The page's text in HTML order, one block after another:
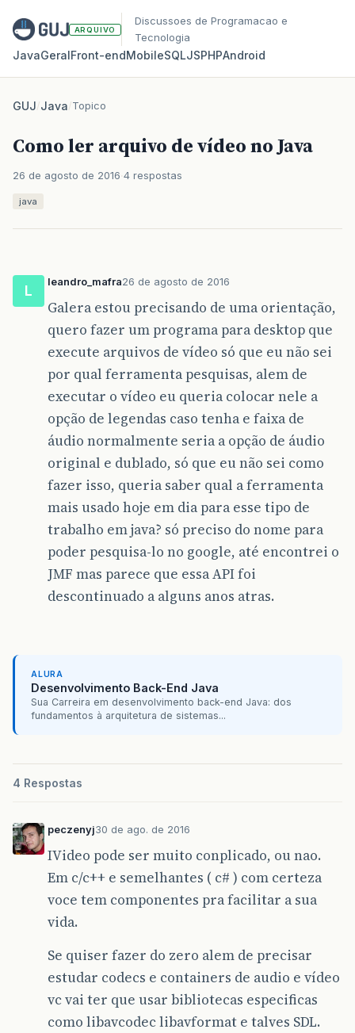
ARQUIVO
Discussoes de Programacao e
Tecnologia
JavaGeralFront‑endMobileSQLJSPHPAndroid
GUJ/Java/Topico
Como ler arquivo de vídeo no Java
26 de agosto de 2016 4 respostas
java
L
leandro_mafra26 de agosto de 2016
Galera estou precisando de uma orientação,
quero fazer um programa para desktop que
execute arquivos de vídeo só que eu não sei
por qual ferramenta pesquisas, alem de
executar o vídeo eu queria colocar nele a
opção de legendas caso tenha e faixa de
áudio normalmente seria a opção de áudio
original e dublado, só que eu não sei como
fazer isso, queria saber qual a ferramenta
mais usado hoje em dia para esse tipo de
trabalho em java? só preciso do nome para
poder pesquisa-lo no google, até encontrei o
JMF mas parece que essa API foi
descontinuado a alguns anos atras.
ALURA
Desenvolvimento Back-End Java
Sua Carreira em desenvolvimento back-end Java: dos
fundamentos à arquitetura de sistemas...
4 Respostas
peczenyj30 de ago. de 2016
IVideo pode ser muito conplicado, ou nao.
Em c/c++ e semelhantes ( c# ) com certeza
voce tem componentes pra facilitar a sua
vida.
Se quiser fazer do zero alem de precisar
estudar codecs e containers de audio e vídeo
vc vai ter que usar bibliotecas especificas
como libavcodec libavformat e talves SDL.